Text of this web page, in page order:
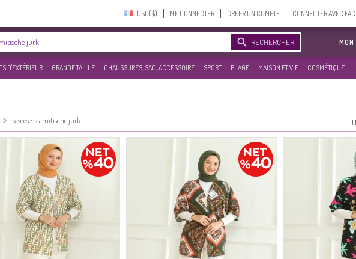
USD($)‎ ME CONNECTER CRÉER UN COMPTE CONNECTER AVEC
RECHERCHER MON
D'EXTÉRIEUR GRANDE TAILLE CHAUSSURES, SAC, ACCESSOIRE SPORT PLAGE MAISON ET VIE COSMÉTIQUE
> viscose islamitische jurk